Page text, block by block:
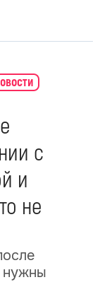
с
и
не
нужны